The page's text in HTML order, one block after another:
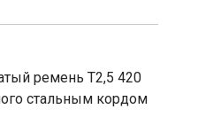
ремень T2,5 420
стальным кордом